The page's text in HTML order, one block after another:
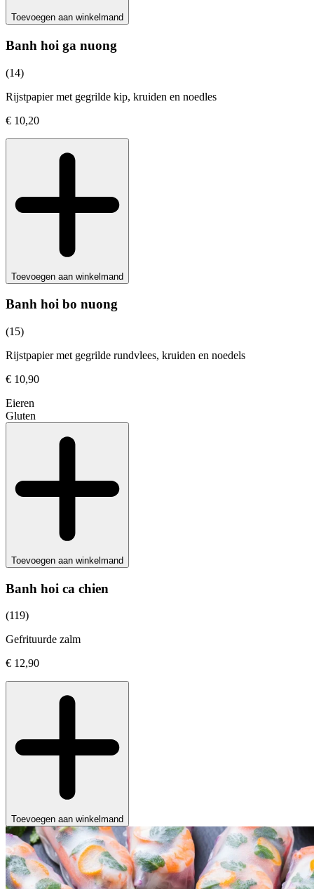
Toevoegen aan winkelmand
Banh hoi ga nuong
(14)
Rijstpapier met gegrilde kip, kruiden en noedles
€ 10,20
Toevoegen aan winkelmand
Banh hoi bo nuong
(15)
Rijstpapier met gegrilde rundvlees, kruiden en noedels
€ 10,90
Eieren
Gluten
Toevoegen aan winkelmand
Banh hoi ca chien
(119)
Gefrituurde zalm
€ 12,90
Toevoegen aan winkelmand